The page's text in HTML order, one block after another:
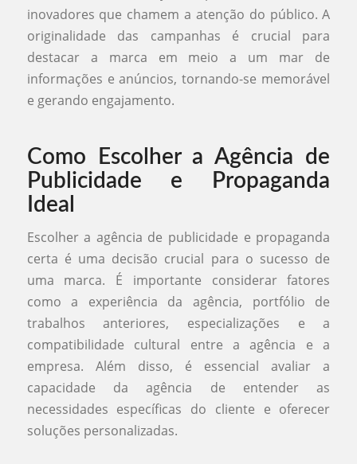
inovadores que chamem a atenção do público. A
originalidade das campanhas é crucial para
destacar a marca em meio a um mar de
informações e anúncios, tornando-se memorável
e gerando engajamento.
Como Escolher a Agência de
Publicidade e Propaganda
Ideal
Escolher a agência de publicidade e propaganda
certa é uma decisão crucial para o sucesso de
uma marca. É importante considerar fatores
como a experiência da agência, portfólio de
trabalhos anteriores, especializações e a
compatibilidade cultural entre a agência e a
empresa. Além disso, é essencial avaliar a
capacidade da agência de entender as
necessidades específicas do cliente e oferecer
soluções personalizadas.